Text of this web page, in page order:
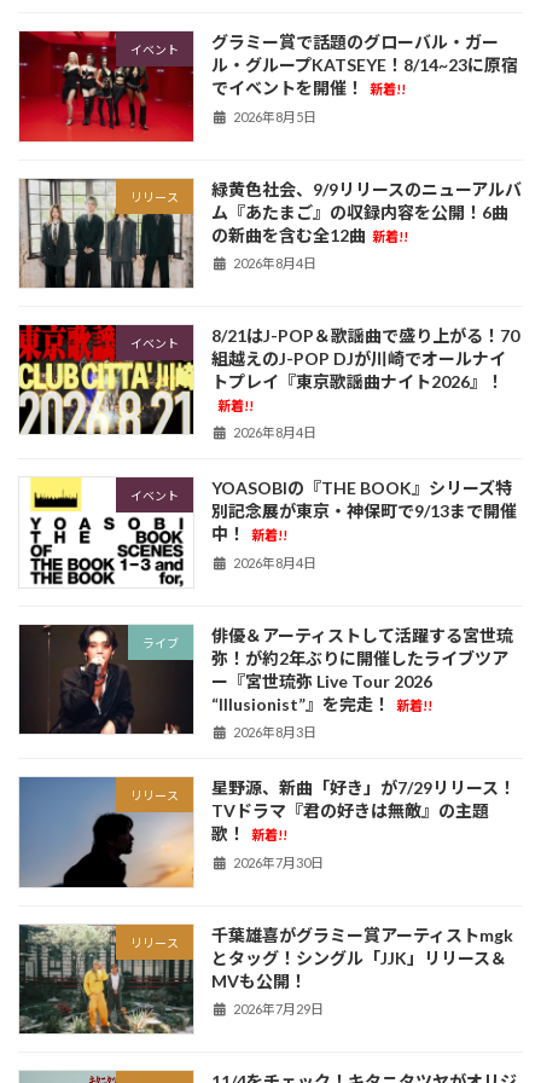
イベント
グラミー賞で話題のグローバル・ガー
ル・グループKATSEYE！8/14~23に原宿
でイベントを開催！
新着!!
2026年8月5日
リリース
緑黄色社会、9/9リリースのニューアルバ
ム『あたまご』の収録内容を公開！6曲
の新曲を含む全12曲 新着!!
2026年8月4日
イベント
8/21はJ-POP＆歌謡曲で盛り上がる！70
組越えのJ-POP DJが川崎でオールナイ
トプレイ『東京歌謡曲ナイト2026』！
新着!!
2026年8月4日
イベント
YOASOBIの『THE BOOK』シリーズ特
別記念展が東京・神保町で9/13まで開催
中！
新着!!
2026年8月4日
ライブ
俳優＆アーティストして活躍する宮世琉
弥！が約2年ぶりに開催したライブツア
ー『宮世琉弥 Live Tour 2026
“Illusionist”』を完走！
新着!!
2026年8月3日
リリース
星野源、新曲「好き」が7/29リリース！
TVドラマ『君の好きは無敵』の主題
歌！
新着!!
2026年7月30日
リリース
千葉雄喜がグラミー賞アーティストmgk
とタッグ！シングル「JJK」リリース＆
MVも公開！
2026年7月29日